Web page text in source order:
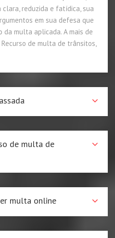
clara, reduzida e fatídica, sua
em sua defesa que
multa aplicada. A mais de
de multa de trânsitos,
de multa de
multa online